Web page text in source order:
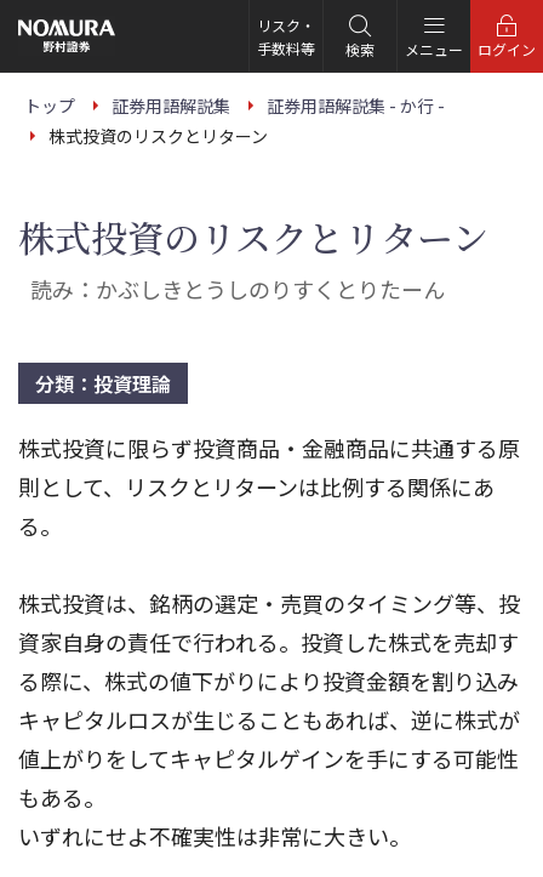
の
ー
リスク・
手数料等
検索 メニュー ログイン
トップ 証券用語解説集
証券用語解説集 - か行 -
株式投資のリスクとリターン
株式投資のリスクとリターン
読み：かぶしきとうしのりすくとりたーん
分類：投資理論
株式投資に限らず投資商品・金融商品に共通する原
則として、リスクとリターンは比例する関係にあ
る。
株式投資は、銘柄の選定・売買のタイミング等、投
資家自身の責任で行われる。投資した株式を売却す
る際に、株式の値下がりにより投資金額を割り込み
キャピタルロスが生じることもあれば、逆に株式が
値上がりをしてキャピタルゲインを手にする可能性
もある。
いずれにせよ不確実性は非常に大きい。